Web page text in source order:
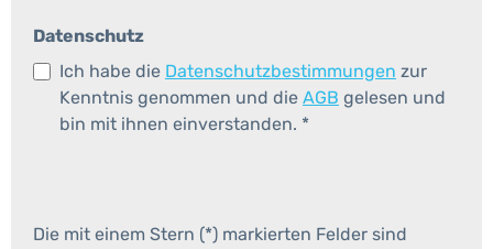
Datenschutz
Ich habe die Datenschutzbestimmungen zur
Kenntnis genommen und die AGB gelesen und
bin mit ihnen einverstanden. *
Die mit einem Stern (*) markierten Felder sind